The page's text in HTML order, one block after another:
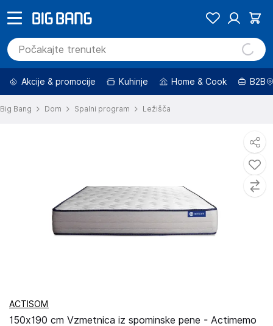
Akcije & promocije Kuhinje Home & Cook B2B
Big Bang Dom Spalni program Ležišča
ACTISOM
150x190 cm Vzmetnica iz spominske pene - Actimemo